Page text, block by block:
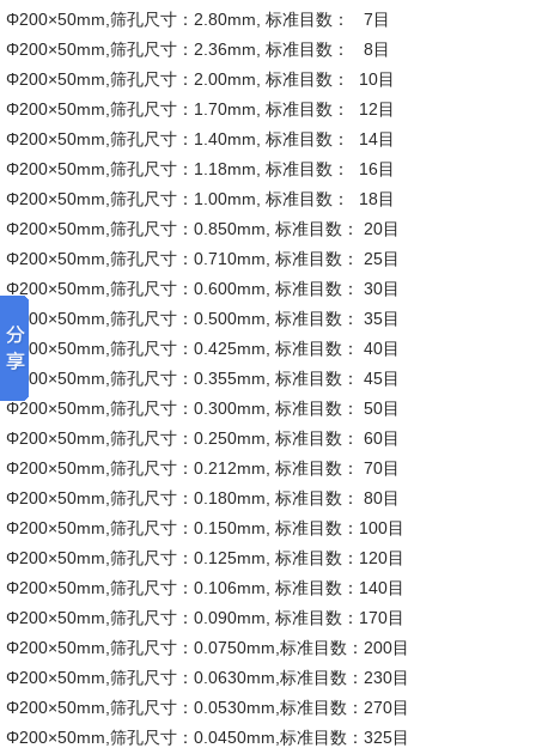
Φ200×50mm,筛孔尺寸：2.80mm, 标准目数： 7目
Φ200×50mm,筛孔尺寸：2.36mm, 标准目数： 8目
Φ200×50mm,筛孔尺寸：2.00mm, 标准目数： 10目
Φ200×50mm,筛孔尺寸：1.70mm, 标准目数： 12目
Φ200×50mm,筛孔尺寸：1.40mm, 标准目数： 14目
Φ200×50mm,筛孔尺寸：1.18mm, 标准目数： 16目
Φ200×50mm,筛孔尺寸：1.00mm, 标准目数： 18目
Φ200×50mm,筛孔尺寸：0.850mm, 标准目数： 20目
Φ200×50mm,筛孔尺寸：0.710mm, 标准目数： 25目
Φ200×50mm,筛孔尺寸：0.600mm, 标准目数： 30目
Φ200×50mm,筛孔尺寸：0.500mm, 标准目数： 35目
Φ200×50mm,筛孔尺寸：0.425mm, 标准目数： 40目
Φ200×50mm,筛孔尺寸：0.355mm, 标准目数： 45目
Φ200×50mm,筛孔尺寸：0.300mm, 标准目数： 50目
Φ200×50mm,筛孔尺寸：0.250mm, 标准目数： 60目
Φ200×50mm,筛孔尺寸：0.212mm, 标准目数： 70目
Φ200×50mm,筛孔尺寸：0.180mm, 标准目数： 80目
Φ200×50mm,筛孔尺寸：0.150mm, 标准目数：100目
Φ200×50mm,筛孔尺寸：0.125mm, 标准目数：120目
Φ200×50mm,筛孔尺寸：0.106mm, 标准目数：140目
Φ200×50mm,筛孔尺寸：0.090mm, 标准目数：170目
Φ200×50mm,筛孔尺寸：0.0750mm,标准目数：200目
Φ200×50mm,筛孔尺寸：0.0630mm,标准目数：230目
Φ200×50mm,筛孔尺寸：0.0530mm,标准目数：270目
Φ200×50mm,筛孔尺寸：0.0450mm,标准目数：325目